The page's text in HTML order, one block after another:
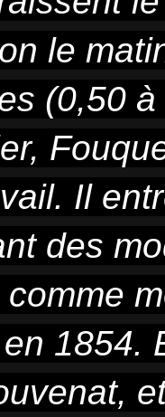
le
(0,50
Il
des
1854.